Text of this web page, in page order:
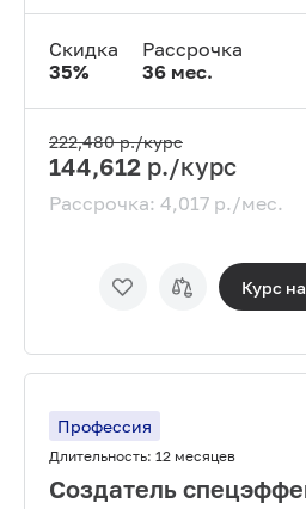
Скидка
35%
Рассрочка
36 мес.
222,480р./курс
144,612 р./курс
Рассрочка: 4,017 р./мес.
Курс
Профессия
Длительность: 12 месяцев
Создатель